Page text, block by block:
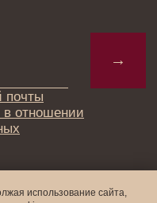
использование сайта,